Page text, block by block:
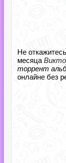
Не
месяца
торрент
онлайне без